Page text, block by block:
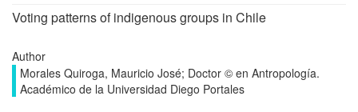
Voting patterns of indigenous groups in Chile
Author
Morales Quiroga, Mauricio José; Doctor © en Antropología.
Académico de la Universidad Diego Portales